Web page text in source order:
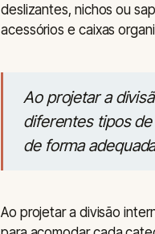
deslizantes, nichos ou
acessórios e caixas
Ao projetar a
diferentes tipos
de forma
Ao projetar a divisão